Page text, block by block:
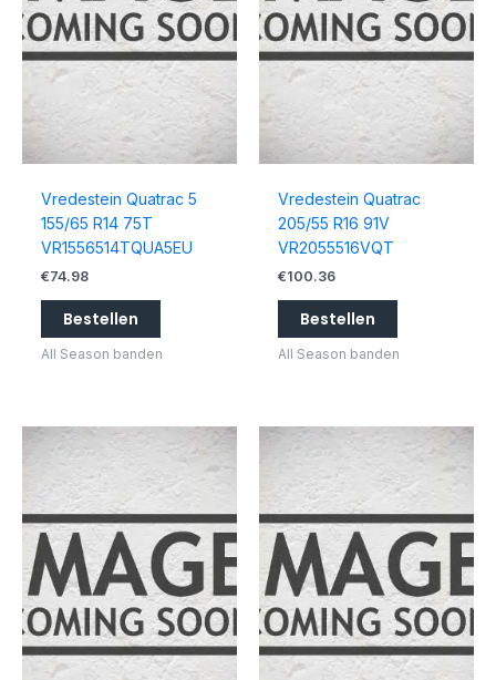
Vredestein Quatrac 5
155/65 R14 75T
VR1556514TQUA5EU
€74.98
Bestellen
All Season banden
Vredestein Quatrac
205/55 R16 91V
VR2055516VQT
€100.36
Bestellen
All Season banden